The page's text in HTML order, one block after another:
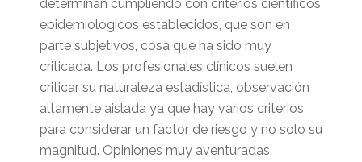
determinan cumpliendo con criterios científicos
epidemiológicos establecidos, que son en
parte subjetivos, cosa que ha sido muy
criticada. Los profesionales clínicos suelen
criticar su naturaleza estadística, observación
altamente aislada ya que hay varios criterios
para considerar un factor de riesgo y no solo su
magnitud. Opiniones muy aventuradas